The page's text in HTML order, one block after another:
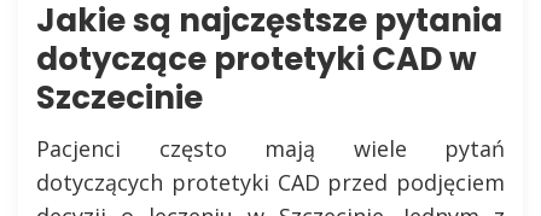
Jakie są najczęstsze pytania
dotyczące protetyki CAD w
Szczecinie
Pacjenci często mają wiele pytań
dotyczących protetyki CAD przed podjęciem